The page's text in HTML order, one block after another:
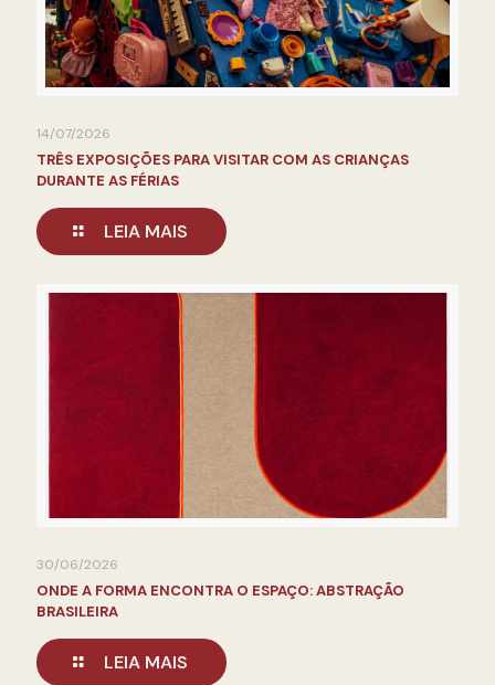
14/07/2026
TRÊS EXPOSIÇÕES PARA VISITAR COM AS CRIANÇAS
DURANTE AS FÉRIAS
LEIA MAIS
30/06/2026
ONDE A FORMA ENCONTRA O ESPAÇO: ABSTRAÇÃO
BRASILEIRA
LEIA MAIS